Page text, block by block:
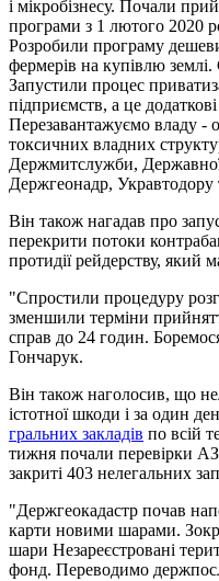
і мікробізнесу. Почали
програми з 1 лютого 2020
Розробили програму
фермерів на купівлю
Запустили процес
підприємств, а це
Перезавантажуємо владу -
токсичних владних
Держмитслужби, Державної
Держгеонадр,
Він також нагадав про
перекрити потоки
протидії рейдерству, який
"Спростили процедуру
зменшили терміни
справ до 24 годин.
Гончарук.
Він також наголосив, що
істотної шкоди і за один
гральних закладів по всій
тижня почали перевірки
закриті 403 нелегальних
"Держгеокадастр почав
карти новими шарами.
шари Незареєстровані
фонд. Переводимо